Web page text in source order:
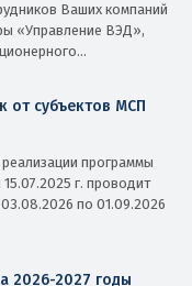
Ваших компаний
«Управление ВЭД»,
от субъектов МСП
программы
г. проводит
по 01.09.2026
2026-2027 годы